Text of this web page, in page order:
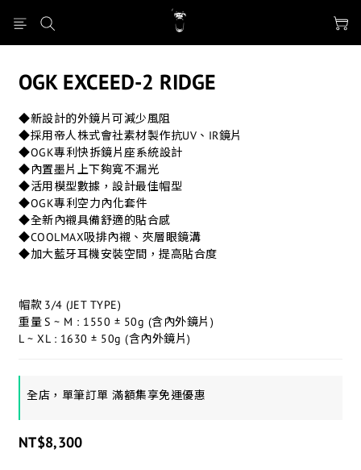
OGK EXCEED-2 RIDGE
◆新設計的外鏡片可減少風阻
◆採用帝人株式會社素材製作抗UV、IR鏡片
◆OGK專利快拆鏡片座系統設計
◆內置墨片上下夠寬不漏光
◆活用模型數據，設計最佳帽型
◆OGK專利空力內化套件
◆全新內襯具備舒適的貼合感
◆COOLMAX吸排內襯、夾層眼鏡溝
◆加大藍牙耳機安裝空間，提高貼合度
帽款	3/4 (JET TYPE)
重量	S ~ M : 1550 ± 50g (含內外鏡片)
L ~ XL : 1630 ± 50g (含內外鏡片)
全店，單筆訂單 滿額集享免運優惠
NT$8,300